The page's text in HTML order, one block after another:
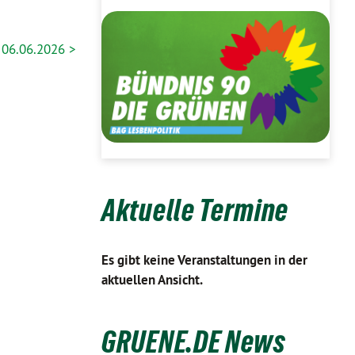
06.06.2026 >
Aktuelle Termine
Es gibt keine Veranstaltungen in der
aktuellen Ansicht.
GRUENE.DE News